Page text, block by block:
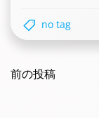
no tag
navigation
前の投稿